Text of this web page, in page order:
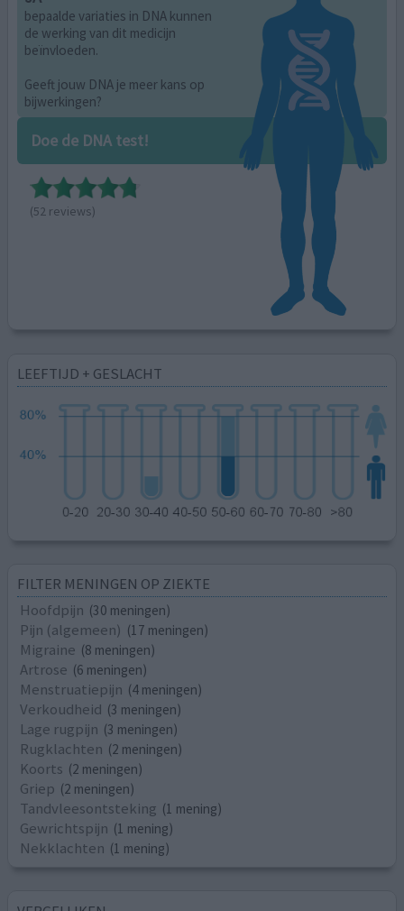
bepaalde variaties in DNA kunnen
de werking van dit medicijn
beïnvloeden.
Geeft jouw DNA je meer kans op
bijwerkingen?
Doe de DNA test!
(52 reviews)
LEEFTIJD + GESLACHT
FILTER MENINGEN OP ZIEKTE
Hoofdpijn (30 meningen)
Pijn (algemeen) (17 meningen)
Migraine (8 meningen)
Artrose (6 meningen)
Menstruatiepijn (4 meningen)
Verkoudheid (3 meningen)
Lage rugpijn (3 meningen)
Rugklachten (2 meningen)
Koorts (2 meningen)
Griep (2 meningen)
Tandvleesontsteking (1 mening)
Gewrichtspijn (1 mening)
Nekklachten (1 mening)